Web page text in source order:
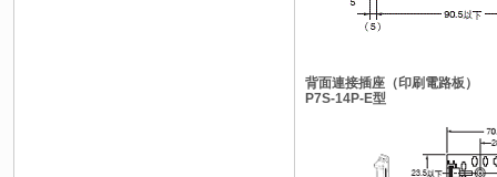
背面連接插座（印刷電路板）
P7S-14P-E型